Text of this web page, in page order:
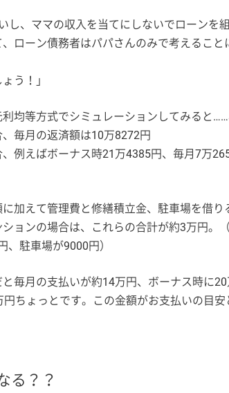
し、ママの収入を当てにしないでローンを組
ローン債務者はパパさんのみで考えること
う！」
均等方式でシミュレーションしてみると……
毎月の返済額は10万8272円
例えばボーナス時21万4385円、毎月7万
加えて管理費と修繕積立金、駐車場を借り
ョンの場合は、これらの合計が約3万円。
、駐車場が9000円）
と毎月の支払いが約14万円、ボーナス時に
ちょっとです。この金額がお支払いの目安
る？？